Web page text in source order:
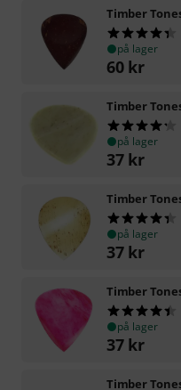
Timber
på lager
60 kr
Timber
på lager
37 kr
Timber
på lager
37 kr
Timber
på lager
37 kr
Timber